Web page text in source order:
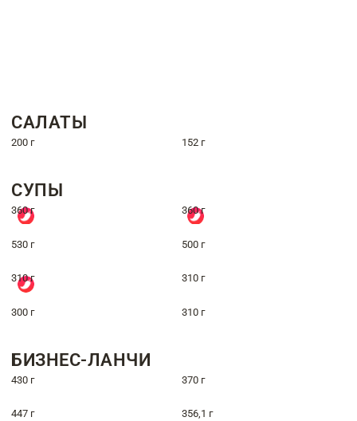
САЛАТЫ
200 г 152 г
СУПЫ
360 г 360 г
530 г 500 г
310 г 310 г
300 г 310 г
БИЗНЕС-ЛАНЧИ
430 г 370 г
447 г 356,1 г